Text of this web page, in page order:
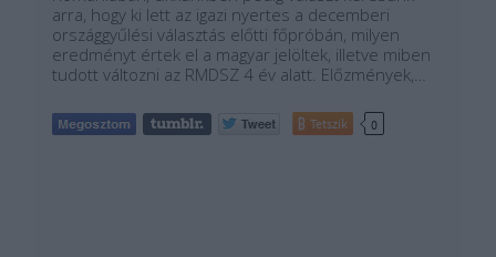
arra, hogy ki lett az igazi nyertes a decemberi
országgyűlési választás előtti főpróbán, milyen
eredményt értek el a magyar jelöltek, illetve miben
tudott változni az RMDSZ 4 év alatt. Előzmények,…
Tetszik 0